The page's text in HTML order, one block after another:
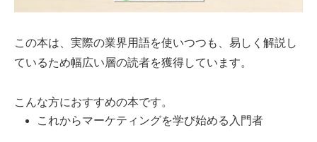
この本は、実際の業界用語を使いつつも、易しく解説し
ているため幅広い層の読者を獲得しています。
こんな方におすすめの本です。
これからマーケティングを学び始める入門者